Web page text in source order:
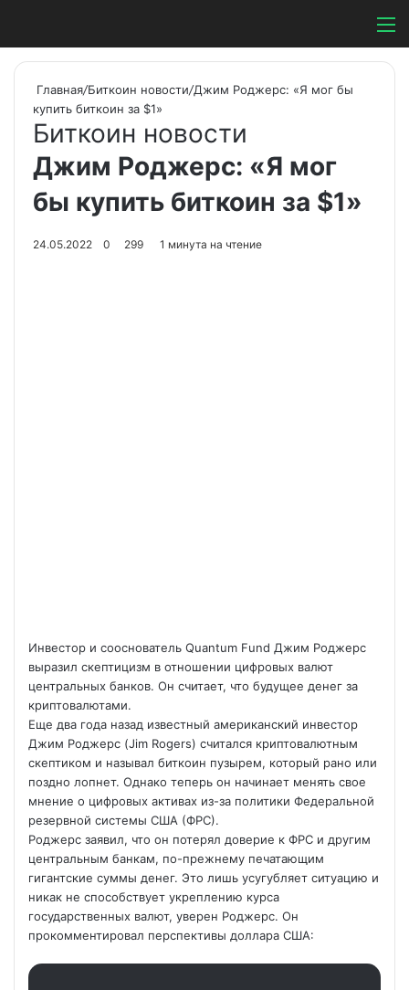
Switch skin
Главная/Биткоин новости/Джим Роджерс: «Я мог бы
купить биткоин за $1»
Биткоин новости
Джим Роджерс: «Я мог
бы купить биткоин за $1»
24.05.2022 0 299 1 минута на чтение
Инвестор и сооснователь Quantum Fund Джим Роджерс
выразил скептицизм в отношении цифровых валют
центральных банков. Он считает, что будущее денег за
криптовалютами.
Еще два года назад известный американский инвестор
Джим Роджерс (Jim Rogers) считался криптовалютным
скептиком и называл биткоин пузырем, который рано или
поздно лопнет. Однако теперь он начинает менять свое
мнение о цифровых активах из-за политики Федеральной
резервной системы США (ФРС).
Роджерс заявил, что он потерял доверие к ФРС и другим
центральным банкам, по-прежнему печатающим
гигантские суммы денег. Это лишь усугубляет ситуацию и
никак не способствует укреплению курса
государственных валют, уверен Роджерс. Он
прокомментировал перспективы доллара США: